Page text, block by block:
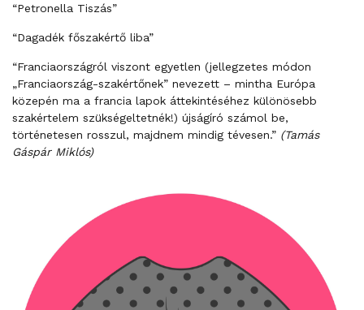
“Petronella Tiszás”
“Dagadék főszakértő liba”
“Franciaországról viszont egyetlen (jellegzetes módon
„Franciaország-szakértőnek” nevezett – mintha Európa
közepén ma a francia lapok áttekintéséhez különösebb
szakértelem szükségeltetnék!) újságíró számol be,
történetesen rosszul, majdnem mindig tévesen.” (Tamás
Gáspár Miklós)